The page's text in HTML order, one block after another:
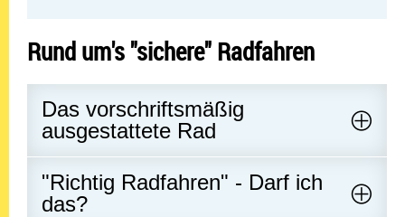
Rund um's "sichere" Radfahren
Das vorschriftsmäßig
ausgestattete Rad
"Richtig Radfahren" - Darf ich
das?